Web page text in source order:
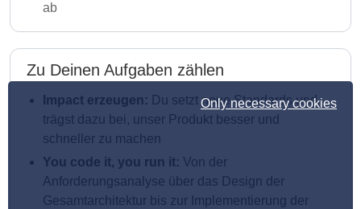
Only necessary cookies
ab
Zu Deinen Aufgaben zählen
Impact erzeugen: Du setzt neue Standards und
trägst dazu bei, unser Produkt besser und
schneller zu machen
You code it, you run it: Von der
Anforderungsanalyse über das Design der
Gesamtarchitektur bis zur Implementierung der